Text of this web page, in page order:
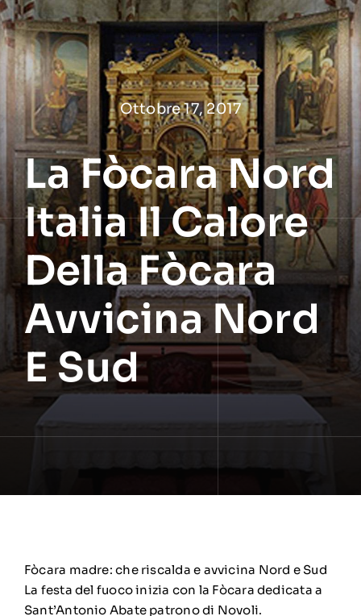
Salta
al
contenuto
Ottobre 17, 2017
La Fòcara Nord
Italia Il Calore
Della Fòcara
Avvicina Nord
E Sud
Fòcara madre: che riscalda e avvicina Nord e Sud
La festa del fuoco inizia con la Fòcara dedicata a
Sant’Antonio Abate patrono di Novoli.